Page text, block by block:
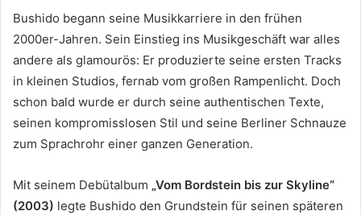
Bushido begann seine Musikkarriere in den frühen
2000er-Jahren. Sein Einstieg ins Musikgeschäft war alles
andere als glamourös: Er produzierte seine ersten Tracks
in kleinen Studios, fernab vom großen Rampenlicht. Doch
schon bald wurde er durch seine authentischen Texte,
seinen kompromisslosen Stil und seine Berliner Schnauze
zum Sprachrohr einer ganzen Generation.
Mit seinem Debütalbum „Vom Bordstein bis zur Skyline“
(2003) legte Bushido den Grundstein für seinen späteren